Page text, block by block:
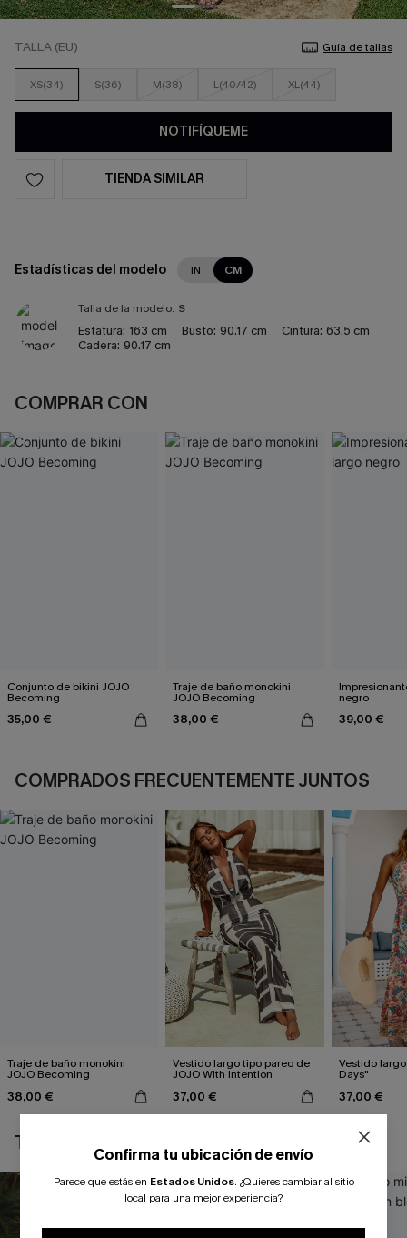
TALLA (EU) Guía de tallas
XS(34) S(36) M(38) L(40/42) XL(44)
NOTIFÍQUEME
TIENDA SIMILAR
Estadísticas del modelo IN CM
Talla de la modelo: S
Estatura: 163 cm Busto: 90.17 cm Cintura: 63.5 cm
Cadera: 90.17 cm
COMPRAR CON
Conjunto de bikini JOJO
Becoming
35,00 €
Traje de baño monokini
JOJO Becoming
38,00 €
negro
39,00 €
COMPRADOS FRECUENTEMENTE JUNTOS
Traje de baño monokini
JOJO Becoming
38,00 €
Vestido largo tipo pareo de
JOJO With Intention
37,00 €
Vestido
Days"
37,00 €
TAMBIÉN TE PUEDE GUSTAR
Confirma tu ubicación de envío
Parece que estás en Estados Unidos. ¿Quieres cambiar al sitio
local para una mejor experiencia?